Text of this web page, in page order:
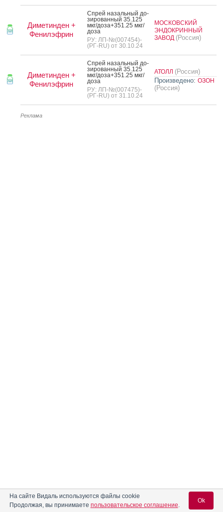
Диметинден +
Фенилэфрин
Спрей на­заль­ный до­
зиро­ван­ный 35.125
мкг/до­за+351.25 мкг/
до­за
РУ: ЛП-№(007454)-
(РГ-RU) от 30.10.24
МОСКОВСКИЙ
ЭНДОКРИННЫЙ
ЗАВОД (Россия)
Диметинден +
Фенилэфрин
Спрей на­заль­ный до­
зиро­ван­ный 35.125
мкг/до­за+351.25 мкг/
до­за
РУ: ЛП-№(007475)-
(РГ-RU) от 31.10.24
АТОЛЛ (Россия)
Произведено: ОЗОН
(Россия)
Реклама
На сайте Видаль используются файлы cookie
Продолжая, вы принимаете пользовательское соглашение.
Ok